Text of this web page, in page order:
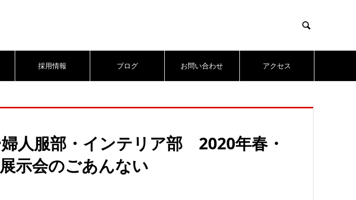

採用情報 ブログ お問い合わせ アクセス
人服部・インテリア部 2020年春・
示会のごあんない